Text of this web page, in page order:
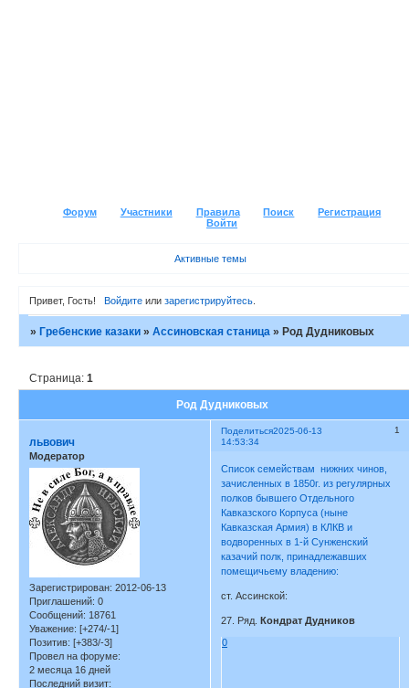
Форум Участники Правила Поиск
Регистрация
Войти
Активные темы
Привет, Гость! Войдитеили зарегистрируйтесь.
»Гребенские казаки »Ассиновская станица »Род Дудниковых
Род Дудниковых
Страница:1
Поделиться 1
2025-06-13
14:53:34
львович
Модератор
Зарегистрирован: 2012-06-13
Приглашений: 0
Сообщений: 18761
Уважение: [+274/-1]
Позитив: [+383/-3]
Провел на форуме:
2 месяца 16 дней
Последний визит:
Список семействам нижних чинов,
зачисленных в 1850г. из регулярных
полков бывшего Отдельного
Кавказского Корпуса (ныне
Кавказская Армия) в КЛКВ и
водворенных в 1-й Сунженский
казачий полк, принадлежавших
помещичьему владению:
ст. Ассинской:
27. Ряд. Кондрат Дудников
0